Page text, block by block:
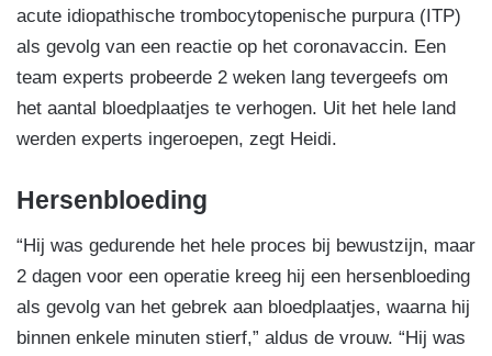
acute idiopathische trombocytopenische purpura (ITP)
als gevolg van een reactie op het coronavaccin. Een
team experts probeerde 2 weken lang tevergeefs om
het aantal bloedplaatjes te verhogen. Uit het hele land
werden experts ingeroepen, zegt Heidi.
Hersenbloeding
“Hij was gedurende het hele proces bij bewustzijn, maar
2 dagen voor een operatie kreeg hij een hersenbloeding
als gevolg van het gebrek aan bloedplaatjes, waarna hij
binnen enkele minuten stierf,” aldus de vrouw. “Hij was